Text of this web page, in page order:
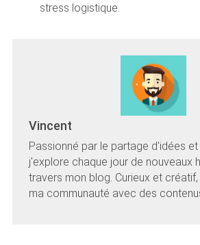
stress logistique.
Vincent
Passionné par le partage d'idées
j'explore chaque jour de nouveaux
travers mon blog. Curieux et
ma communauté avec des